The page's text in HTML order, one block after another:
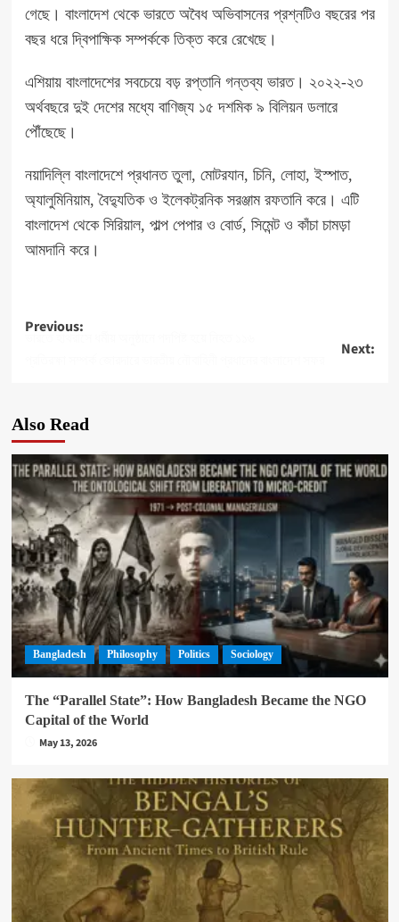
গেছে। বাংলাদেশ থেকে ভারতে অবৈধ অভিবাসনের প্রশ্নটিও বছরের পর
বছর ধরে দ্বিপাক্ষিক সম্পর্ককে তিক্ত করে রেখেছে।
এশিয়ায় বাংলাদেশের সবচেয়ে বড় রপ্তানি গন্তব্য ভারত। ২০২২-২৩
অর্থবছরে দুই দেশের মধ্যে বাণিজ্য ১৫ দশমিক ৯ বিলিয়ন ডলারে
পৌঁছেছে।
নয়াদিল্লি বাংলাদেশে প্রধানত তুলা, মোটরযান, চিনি, লোহা, ইস্পাত,
অ্যালুমিনিয়াম, বৈদ্যুতিক ও ইলেকট্রনিক সরঞ্জাম রফতানি করে। এটি
বাংলাদেশ থেকে সিরিয়াল, পাল্প পেপার ও বোর্ড, সিমেন্ট ও কাঁচা চামড়া
আমদানি করে।
Post
Previous:
ভারতে হাথরাসে ধর্মীয় অনুষ্ঠানে পদপিষ্ট হয়ে নিহত ১১৬
Next:
Also Read
Bangladesh Philosophy Politics Sociology
The “Parallel State”: How Bangladesh Became the NGO
Capital of the World
May 13, 2026